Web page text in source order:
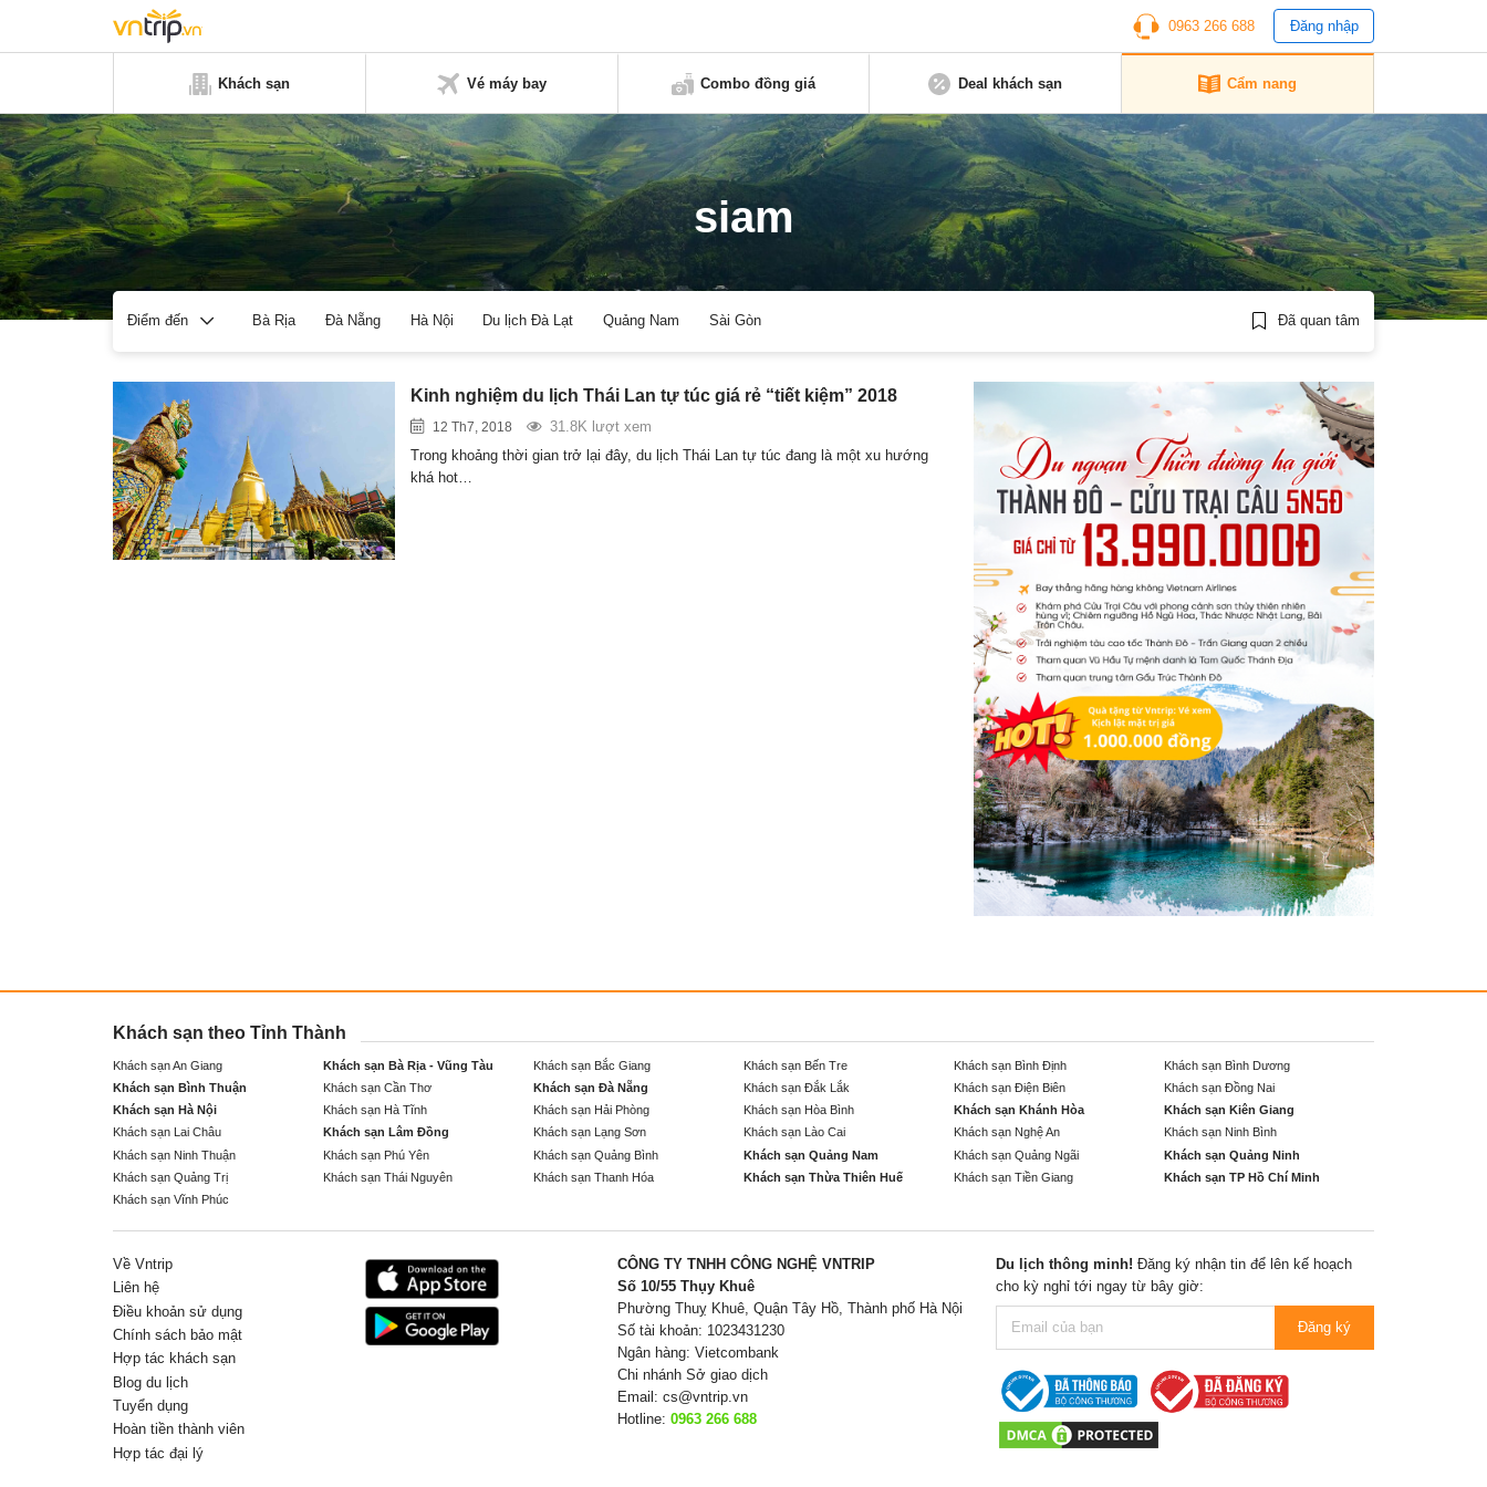
0963 266 688 Đăng nhập
Khách sạn Vé máy bay Combo đồng giá Deal khách sạn Cẩm nang
siam
Điểm đến Bà Rịa Đà Nẵng Hà Nội Du lịch Đà Lạt Quảng Nam Sài Gòn Đã quan tâm
Kinh nghiệm du lịch Thái Lan tự túc giá rẻ “tiết kiệm” 2018
12 Th7, 2018
31.8K lượt xem
Trong khoảng thời gian trở lại đây, du lịch Thái Lan tự túc đang là một xu hướng
khá hot…
Khách sạn theo Tỉnh Thành
Khách sạn An Giang Khách sạn Bà Rịa - Vũng Tàu Khách sạn Bắc Giang Khách sạn Bến Tre Khách sạn Bình Định
Khách sạn Bình Dương
Khách sạn Bình Thuận
Khách sạn Cần Thơ Khách sạn Đà Nẵng Khách sạn Đắk Lắk Khách sạn Điện Biên
Khách sạn Đồng Nai
Khách sạn Hà Nội
Khách sạn Hà Tĩnh Khách sạn Hải Phòng Khách sạn Hòa Bình Khách sạn Khánh Hòa
Khách sạn Kiên Giang
Khách sạn Lai Châu
Khách sạn Lâm Đồng Khách sạn Lạng Sơn Khách sạn Lào Cai Khách sạn Nghệ An
Khách sạn Ninh Bình
Khách sạn Ninh Thuận
Khách sạn Phú Yên Khách sạn Quảng Bình Khách sạn Quảng Nam Khách sạn Quảng Ngãi
Khách sạn Quảng Ninh
Khách sạn Quảng Trị
Khách sạn Thái Nguyên Khách sạn Thanh Hóa Khách sạn Thừa Thiên Huế Khách sạn Tiền Giang
Khách sạn TP Hồ Chí Minh
Khách sạn Vĩnh Phúc
Về Vntrip
Liên hệ
Điều khoản sử dụng
Chính sách bảo mật
Hợp tác khách sạn
Blog du lịch
Tuyển dụng
Hoàn tiền thành viên
Hợp tác đại lý
CÔNG TY TNHH CÔNG NGHỆ VNTRIP
Số 10/55 Thụy Khuê
Phường Thuỵ Khuê, Quận Tây Hồ, Thành phố Hà Nội
Số tài khoản: 1023431230
Ngân hàng: Vietcombank
Chi nhánh Sở giao dịch
Email: cs@vntrip.vn
Hotline: 0963 266 688
Du lịch thông minh! Đăng ký nhận tin để lên kế hoạch
cho kỳ nghỉ tới ngay từ bây giờ:
Đăng ký